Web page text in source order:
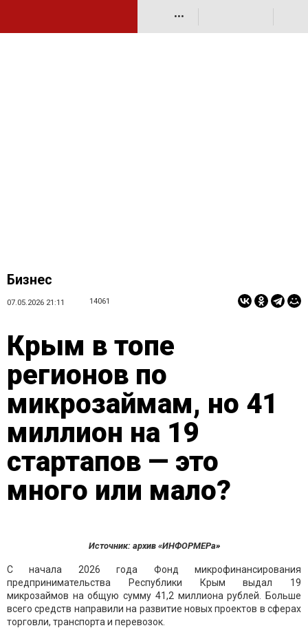
•••
Бизнес
07.05.2026 21:11 14061
Крым в топе
регионов по
микрозаймам, но 41
миллион на 19
стартапов — это
много или мало?
Источник: архив «ИНФОРМЕРа»
С начала 2026 года Фонд микрофинансирования
предпринимательства Республики Крым выдал 19
микрозаймов на общую сумму 41,2 миллиона рублей. Больше
всего средств направили на развитие новых проектов в сферах
торговли, транспорта и перевозок.